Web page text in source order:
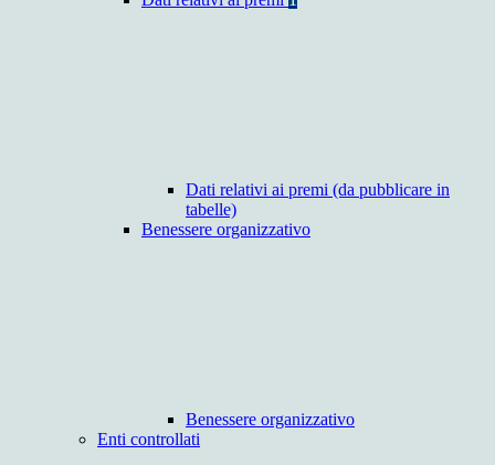
Dati relativi ai premi (da pubblicare in
tabelle)
Benessere organizzativo
Benessere organizzativo
Enti controllati